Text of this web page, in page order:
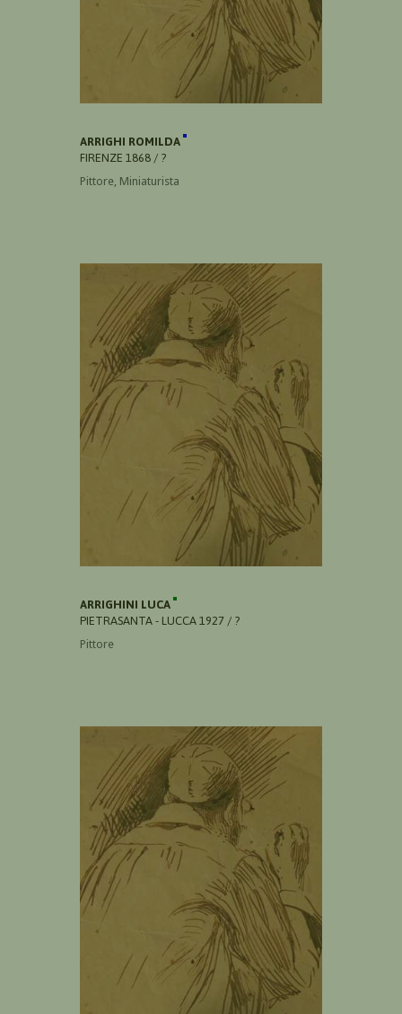
ARRIGHI ROMILDA
FIRENZE 1868 / ?
Pittore, Miniaturista
ARRIGHINI LUCA
PIETRASANTA - LUCCA 1927 / ?
Pittore